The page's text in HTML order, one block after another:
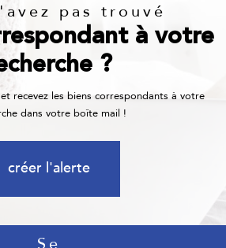
pas trouvé
à votre
?
recevez les biens correspondants à votre
dans votre boîte mail !
créer l'alerte
Se